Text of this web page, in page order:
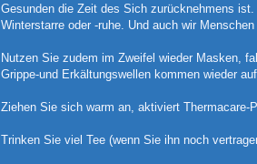
Gesunden die Zeit des Sich zurücknehmens
Winterstarre oder -ruhe. Und auch wir
Nutzen Sie zudem im Zweifel wieder Masken,
Grippe-und Erkältungswellen kommen wieder auf.
Ziehen Sie sich warm an, aktiviert Thermacare-
Trinken Sie viel Tee (wenn Sie ihn noch